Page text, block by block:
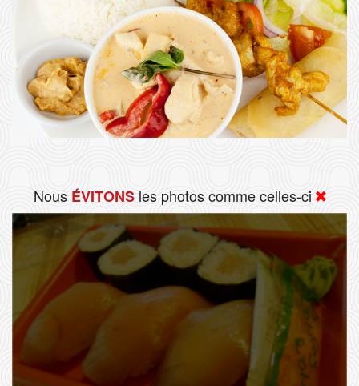
Nous ÉVITONSles photos comme celles-ci